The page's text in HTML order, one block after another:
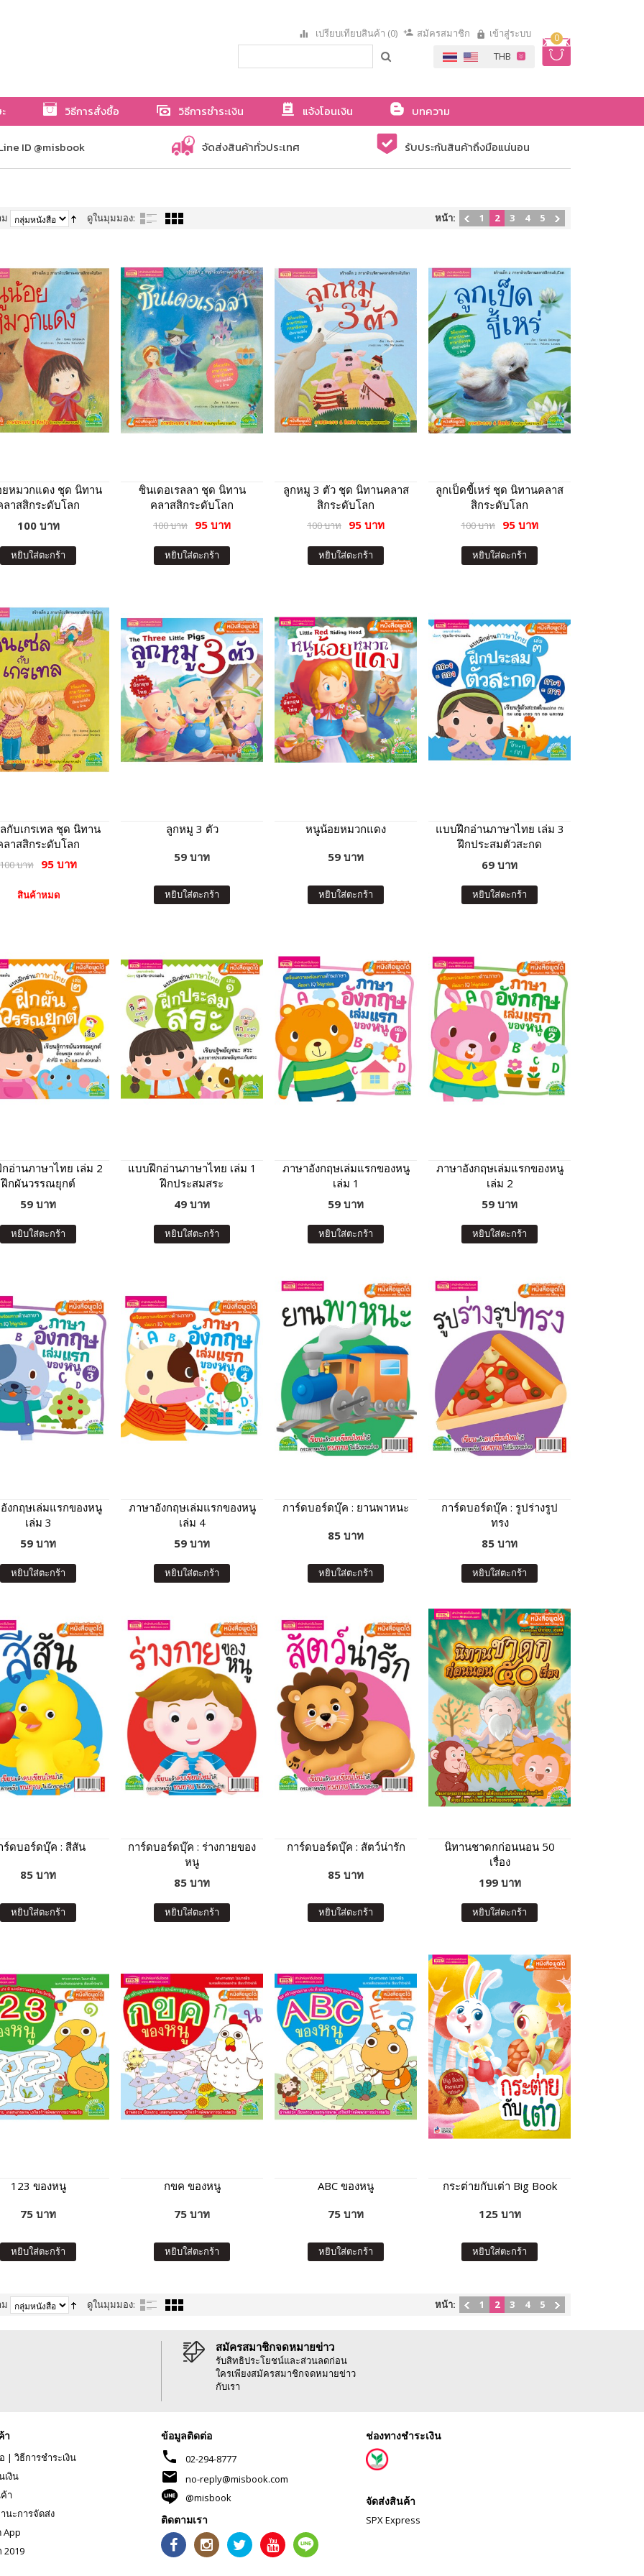
0
เปรียบเทียบสินค้า (0) สมัครสมาชิก เข้าสู่ระบบ
วิธีการสั่งซื้อ วิธีการชำระเงิน แจ้งโอนเงิน บทความ
ID @misbook จัดส่งสินค้าทั่วประเทศ รับประกันสินค้าถึงมือแน่นอน
ม ดูในมุมมอง: หน้า: 1 2 3 4 5
หมวกแดง ชุด นิทาน
ลาสสิกระดับโลก
100 บาท
หยิบใส่ตะกร้า
ซินเดอเรลลา ชุด นิทาน
คลาสสิกระดับโลก
100 บาท 95 บาท
หยิบใส่ตะกร้า
ลูกหมู 3 ตัว ชุด นิทานคลาส
สิกระดับโลก
100 บาท 95 บาท
หยิบใส่ตะกร้า
ลูกเป็ดขี้เหร่ ชุด นิทานคลาส
สิกระดับโลก
100 บาท 95 บาท
หยิบใส่ตะกร้า
กับเกรเทล ชุด นิทาน
ลาสสิกระดับโลก
100 บาท 95 บาท
สินค้าหมด
ลูกหมู 3 ตัว
59 บาท
หยิบใส่ตะกร้า
หนูน้อยหมวกแดง
59 บาท
หยิบใส่ตะกร้า
แบบฝึกอ่านภาษาไทย เล่ม 3
ฝึกประสมตัวสะกด
69 บาท
หยิบใส่ตะกร้า
อ่านภาษาไทย เล่ม 2
ฝึกผันวรรณยุกต์
59 บาท
หยิบใส่ตะกร้า
แบบฝึกอ่านภาษาไทย เล่ม 1
ฝึกประสมสระ
49 บาท
หยิบใส่ตะกร้า
ภาษาอังกฤษเล่มแรกของหนู
เล่ม 1
59 บาท
หยิบใส่ตะกร้า
ภาษาอังกฤษเล่มแรกของหนู
เล่ม 2
59 บาท
หยิบใส่ตะกร้า
งกฤษเล่มแรกของหนู
เล่ม 3
59 บาท
หยิบใส่ตะกร้า
ภาษาอังกฤษเล่มแรกของหนู
เล่ม 4
59 บาท
หยิบใส่ตะกร้า
การ์ดบอร์ดบุ๊ค : ยานพาหนะ
85 บาท
หยิบใส่ตะกร้า
การ์ดบอร์ดบุ๊ค : รูปร่างรูป
ทรง
85 บาท
หยิบใส่ตะกร้า
ร์ดบอร์ดบุ๊ค : สีสัน
85 บาท
หยิบใส่ตะกร้า
การ์ดบอร์ดบุ๊ค : ร่างกายของ
หนู
85 บาท
หยิบใส่ตะกร้า
การ์ดบอร์ดบุ๊ค : สัตว์น่ารัก
85 บาท
หยิบใส่ตะกร้า
นิทานชาดกก่อนนอน 50
เรื่อง
199 บาท
หยิบใส่ตะกร้า
123 ของหนู
75 บาท
หยิบใส่ตะกร้า
กขค ของหนู
75 บาท
หยิบใส่ตะกร้า
ABC ของหนู
75 บาท
หยิบใส่ตะกร้า
กระต่ายกับเต่า Big Book
125 บาท
หยิบใส่ตะกร้า
ม ดูในมุมมอง: หน้า: 1 2 3 4 5
สมัครสมาชิกจดหมายข่าว
รับสิทธิประโยชน์และส่วนลดก่อน
ใครเพียงสมัครสมาชิกจดหมายข่าว
กับเรา
า
| วิธีการชำระเงิน
เงิน
า
นะการจัดส่ง
App
2019
ข้อมูลติดต่อ
phone 02-294-8777
mail
no-reply@misbook.com
@misbook
ติดตามเรา
ช่องทางชำระเงิน
จัดส่งสินค้า
SPX Express